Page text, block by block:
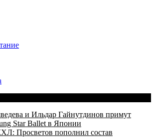
и Ильдар Гайнутдинов примут
Star Ballet в Японии
Просветов пополнил состав